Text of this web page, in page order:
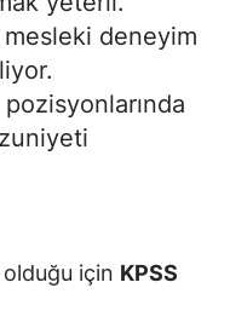
deneyim
için KPSS